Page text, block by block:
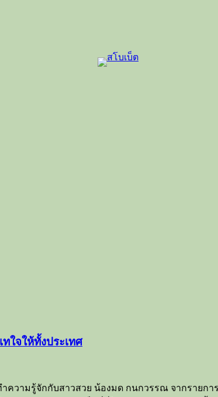
ใจให้ทั้งประเทศ
วามรู้จักกับสาวสวย น้องมด กนกวรรณ จากรายก